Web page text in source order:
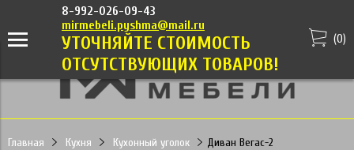
8-992-026-09-43
mirmebeli.pyshma@mail.ru
УТОЧНЯЙТЕ СТОИМОСТЬ
ОТСУТСТВУЮЩИХ ТОВАРОВ!
(0)
Главная Кухня Кухонный уголок Диван Вегас-2